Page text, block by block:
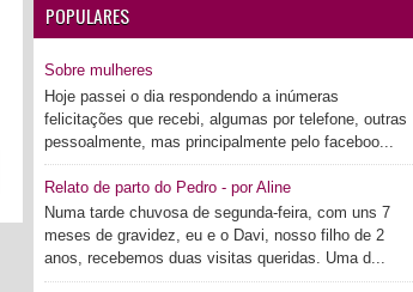
POPULARES
Sobre mulheres
Hoje passei o dia respondendo a inúmeras
felicitações que recebi, algumas por telefone, outras
pessoalmente, mas principalmente pelo faceboo...
Relato de parto do Pedro - por Aline
Numa tarde chuvosa de segunda-feira, com uns 7
meses de gravidez, eu e o Davi, nosso filho de 2
anos, recebemos duas visitas queridas. Uma d...